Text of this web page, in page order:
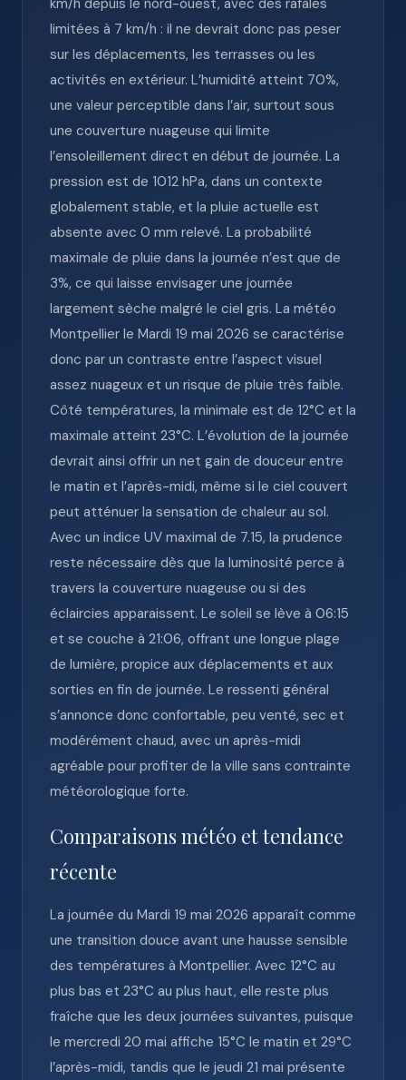
km/h depuis le nord-ouest, avec des rafales
limitées à 7 km/h : il ne devrait donc pas peser
sur les déplacements, les terrasses ou les
activités en extérieur. L’humidité atteint 70%,
une valeur perceptible dans l’air, surtout sous
une couverture nuageuse qui limite
l’ensoleillement direct en début de journée. La
pression est de 1012 hPa, dans un contexte
globalement stable, et la pluie actuelle est
absente avec 0 mm relevé. La probabilité
maximale de pluie dans la journée n’est que de
3%, ce qui laisse envisager une journée
largement sèche malgré le ciel gris. La météo
Montpellier le Mardi 19 mai 2026 se caractérise
donc par un contraste entre l’aspect visuel
assez nuageux et un risque de pluie très faible.
Côté températures, la minimale est de 12°C et la
maximale atteint 23°C. L’évolution de la journée
devrait ainsi offrir un net gain de douceur entre
le matin et l’après-midi, même si le ciel couvert
peut atténuer la sensation de chaleur au sol.
Avec un indice UV maximal de 7.15, la prudence
reste nécessaire dès que la luminosité perce à
travers la couverture nuageuse ou si des
éclaircies apparaissent. Le soleil se lève à 06:15
et se couche à 21:06, offrant une longue plage
de lumière, propice aux déplacements et aux
sorties en fin de journée. Le ressenti général
s’annonce donc confortable, peu venté, sec et
modérément chaud, avec un après-midi
agréable pour profiter de la ville sans contrainte
météorologique forte.
Comparaisons météo et tendance
récente
La journée du Mardi 19 mai 2026 apparaît comme
une transition douce avant une hausse sensible
des températures à Montpellier. Avec 12°C au
plus bas et 23°C au plus haut, elle reste plus
fraîche que les deux journées suivantes, puisque
le mercredi 20 mai affiche 15°C le matin et 29°C
l’après-midi, tandis que le jeudi 21 mai présente